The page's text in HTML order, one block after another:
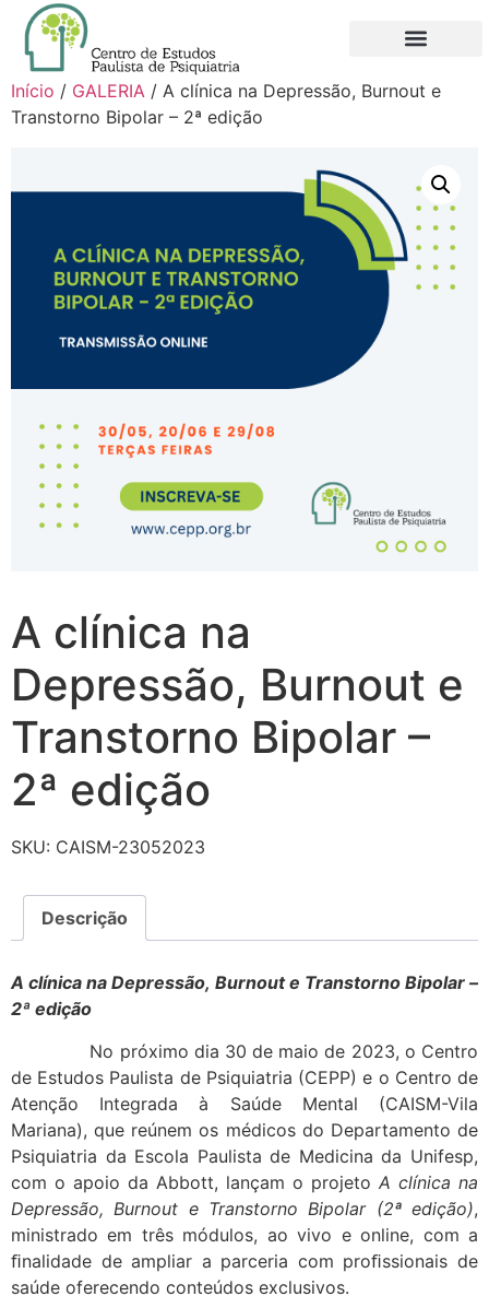
Início / GALERIA / A clínica na Depressão, Burnout e
Transtorno Bipolar – 2ª edição
A clínica na
Depressão, Burnout e
Transtorno Bipolar –
2ª edição
SKU: CAISM-23052023
Descrição
A clínica na Depressão, Burnout e Transtorno Bipolar –
2ª edição
No próximo dia 30 de maio de 2023, o Centro
de Estudos Paulista de Psiquiatria (CEPP) e o Centro de
Atenção Integrada à Saúde Mental (CAISM-Vila
Mariana), que reúnem os médicos do Departamento de
Psiquiatria da Escola Paulista de Medicina da Unifesp,
com o apoio da Abbott, lançam o projeto A clínica na
Depressão, Burnout e Transtorno Bipolar (2ª edição),
ministrado em três módulos, ao vivo e online, com a
ﬁnalidade de ampliar a parceria com proﬁssionais de
saúde oferecendo conteúdos exclusivos.